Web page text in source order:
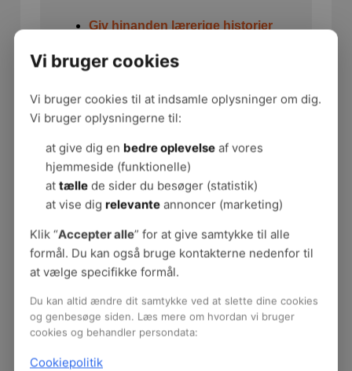
Giv hinanden lærerige historier
”Kom godt videre stol”
Hvis du vil vide mere om
sammenhængen mellem arbejdsmiljø
Baggrundsartikel om oplæring
og arbejdsmiljø
Film: Ansvarlig for oplæring – Giv elevern
e den bedste start
Vi bruger cookies
Vi bruger cookies til at indsamle oplysninger om dig.
Vi bruger oplysningerne til:
at give dig en bedre oplevelseaf vores
hjemmeside (funktionelle)
at tællede sider du besøger (statistik)
at vise dig relevanteannoncer (marketing)
Klik “Accepter alle” for at give samtykke til alle
formål. Du kan også bruge kontakterne nedenfor til
at vælge specifikke formål.
Du kan altid ændre dit samtykke ved at slette dine cookies
og genbesøge siden. Læs mere om hvordan vi bruger
cookies og behandler persondata:
Cookiepolitik